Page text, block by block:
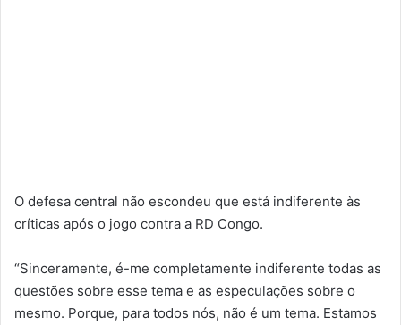
O defesa central não escondeu que está indiferente às
críticas após o jogo contra a RD Congo.
“Sinceramente, é-me completamente indiferente todas as
questões sobre esse tema e as especulações sobre o
mesmo. Porque, para todos nós, não é um tema. Estamos